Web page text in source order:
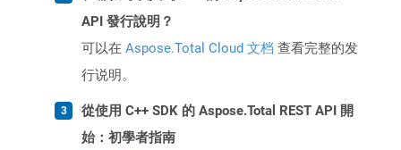
API 發行說明？
可以在 Aspose.Total Cloud 文档 查看完整的发
行说明。
從使用 C++ SDK 的 Aspose.Total REST API 開
始：初學者指南